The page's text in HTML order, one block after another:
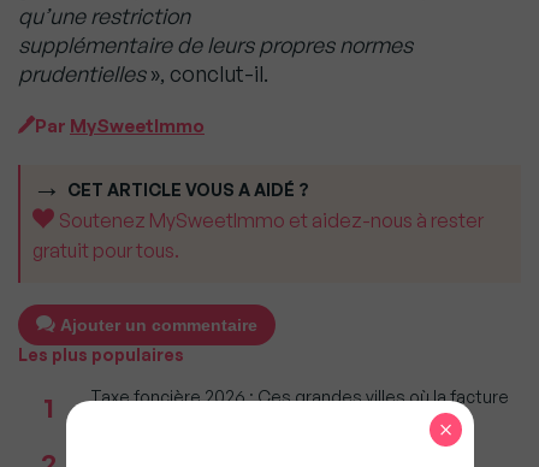
qu’une restriction
supplémentaire de leurs propres normes
prudentielles», conclut-il.
Par MySweetImmo
CET ARTICLE VOUS A AIDÉ ?
Soutenez MySweetImmo et aidez-nous à rester
gratuit pour tous.
Ajouter un commentaire
Les plus populaires
1
Taxe foncière 2026 : Ces grandes villes où la facture
Réseau immobilier : iad franchit le cap des 600
×